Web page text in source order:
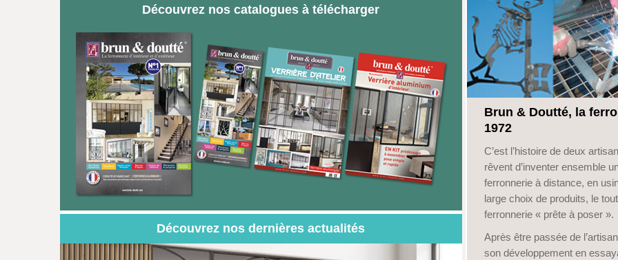
Découvrez nos catalogues à télécharger
Découvrez nos dernières actualités
Brun & Doutté, la
1972
C’est l’histoire de deux
rêvent d’inventer ensemble
ferronnerie à distance, en
large choix de produits, le
ferronnerie « prête à poser ».
Après être passée de
son développement en